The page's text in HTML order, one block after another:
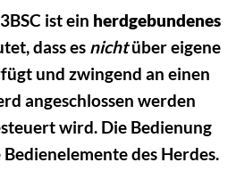
ist ein herdgebundenes
dass es nichtüber eigene
und zwingend an einen
angeschlossen werden
wird. Die Bedienung
des Herdes.